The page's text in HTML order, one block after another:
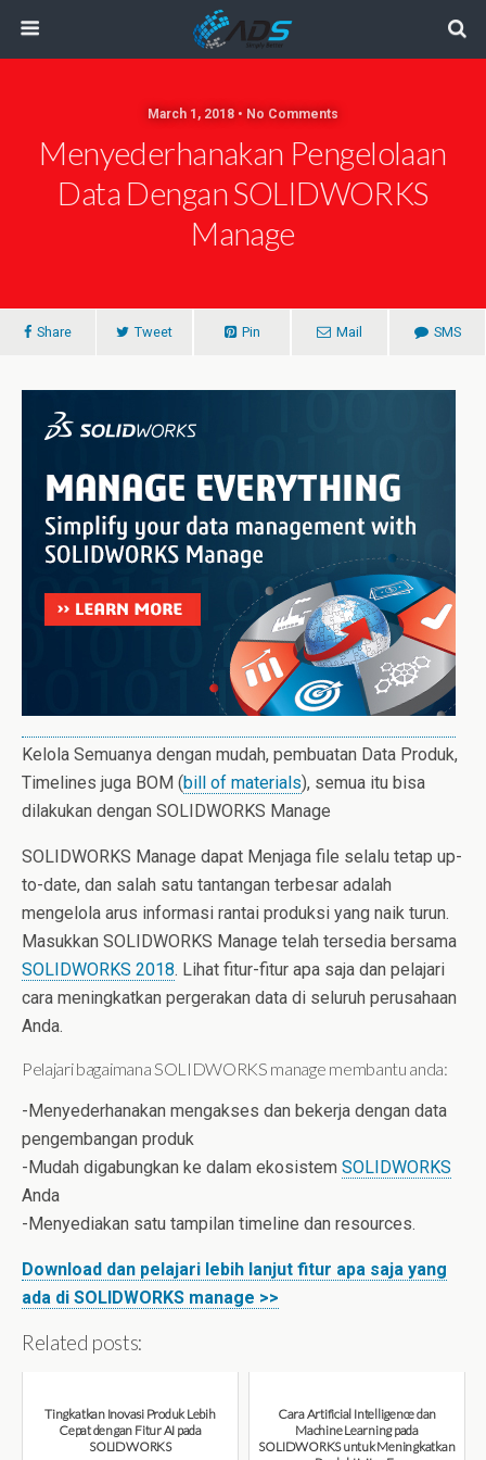
March 1, 2018 • No Comments
Menyederhanakan Pengelolaan
Data Dengan SOLIDWORKS
Manage
Share Tweet Pin Mail SMS
Kelola Semuanya dengan mudah, pembuatan Data Produk,
Timelines juga BOM (bill of materials), semua itu bisa
dilakukan dengan SOLIDWORKS Manage
SOLIDWORKS Manage dapat Menjaga file selalu tetap up-
to-date, dan salah satu tantangan terbesar adalah
mengelola arus informasi rantai produksi yang naik turun.
Masukkan SOLIDWORKS Manage telah tersedia bersama
SOLIDWORKS 2018. Lihat fitur-fitur apa saja dan pelajari
cara meningkatkan pergerakan data di seluruh perusahaan
Anda.
Pelajari bagaimana SOLIDWORKS manage membantu anda:
-Menyederhanakan mengakses dan bekerja dengan data
pengembangan produk
-Mudah digabungkan ke dalam ekosistem SOLIDWORKS
Anda
-Menyediakan satu tampilan timeline dan resources.
Download dan pelajari lebih lanjut fitur apa saja yang
ada di SOLIDWORKS manage >>
Related posts:
Tingkatkan Inovasi Produk Lebih
Cepat dengan Fitur AI pada
SOLIDWORKS
Cara Artificial Intelligence dan
Machine Learning pada
SOLIDWORKS untuk Meningkatkan